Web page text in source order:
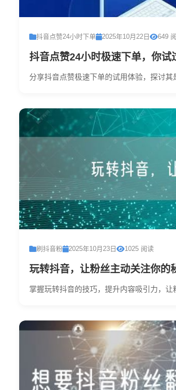
抖音点赞24小时下单 2025年10月22日 649
抖音点赞24小时极速下单，你试
分享抖音点赞极速下单的试用体验，探讨
刷抖音粉 2025年10月23日 1025 阅读
玩转抖音，让粉丝主动关注你的
掌握玩转抖音的技巧，提升内容吸引力，